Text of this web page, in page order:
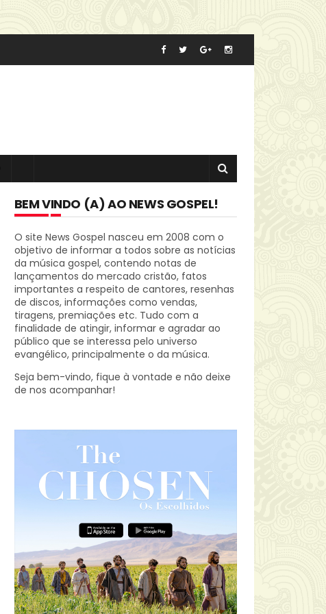
BEM VINDO (A) AO NEWS GOSPEL!
O site News Gospel nasceu em 2008 com o
objetivo de informar a todos sobre as notícias
da música gospel, contendo notas de
lançamentos do mercado cristão, fatos
importantes a respeito de cantores, resenhas
de discos, informações como vendas,
tiragens, premiações etc. Tudo com a
finalidade de atingir, informar e agradar ao
público que se interessa pelo universo
evangélico, principalmente o da música.
Seja bem-vindo, fique à vontade e não deixe
de nos acompanhar!